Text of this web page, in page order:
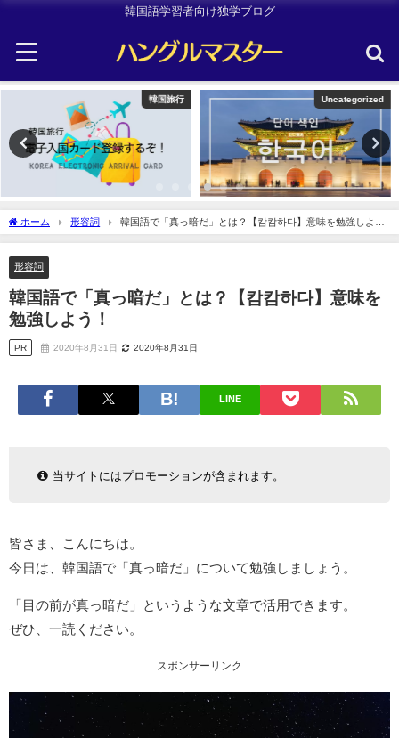
韓国語学習者向け独学ブログ
Uncategorized 韓国旅行
ホーム 形容詞
韓国語で「真っ暗だ」とは？【캄캄하다】意味を勉強しよ
う！
形容詞
韓国語で「真っ暗だ」とは？【캄캄하다】意味を
勉強しよう！
PR 2020年8月31日 2020年8月31日
LINE
当サイトにはプロモーションが含まれます。
皆さま、こんにちは。
今日は、韓国語で「真っ暗だ」について勉強しましょう。
「目の前が真っ暗だ」というような文章で活用できます。
ぜひ、一読ください。
スポンサーリンク